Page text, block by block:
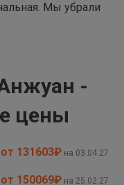
Мы убрали
-
цены
от 131603₽ на 03.04.27
от 150069₽ на 25.02.27